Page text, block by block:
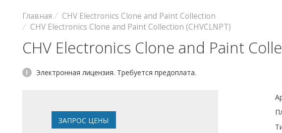
Главная
CHV Electronics Clone and Paint Collection
CHV Electronics Clone and Paint Collection (CHVCLNPT)
CHV Electronics Clone and Paint
! Электронная лицензия. Требуется предоплата.
ЗАПРОС ЦЕНЫ